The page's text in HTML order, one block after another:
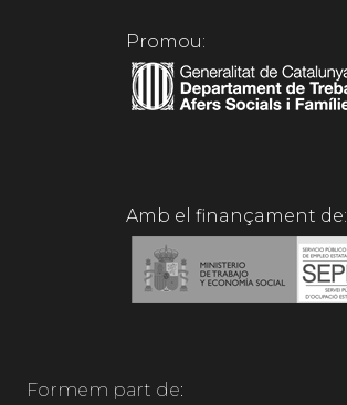
Promou:
Amb el finançament de:
Formem part de: